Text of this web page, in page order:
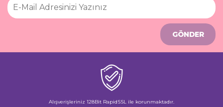
Alışverişleriniz 128Bit RapidSSL ile korunmaktadır.